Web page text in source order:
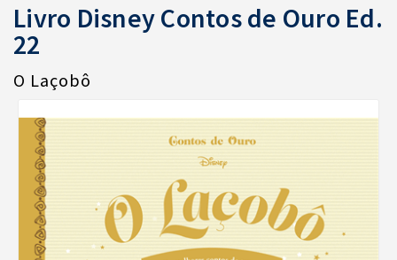
Livro Disney Contos de Ouro Ed.
22
O Laçobô